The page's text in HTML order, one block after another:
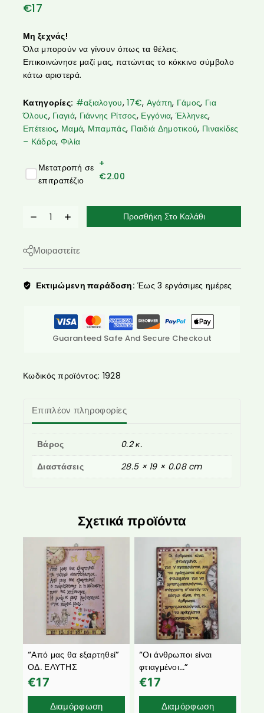
€17
Μη ξεχνάς!
Όλα μπορούν να γίνουν όπως τα θέλεις.
Επικοινώνησε μαζί μας, πατώντας το κόκκινο σύμβολο
κάτω αριστερά.
Κατηγορίες: #αξιαλογου,17€, Αγάπη, Γάμος, Για
Όλους, Γιαγιά, Γιάννης Ρίτσος, Εγγόνια,Έλληνες,
Επέτειος, Μαμά, Μπαμπάς, Παιδιά Δημοτικού, Πινακίδες
– Κάδρα, Φιλία
Μετατροπή σε
επιτραπέζιο
+
€2.00
Προσθήκη Στο Καλάθι
Μοιραστείτε
Εκτιμώμενη παράδοση: Έως 3 εργάσιμες ημέρες
Guaranteed Safe And Secure Checkout
Κωδικός προϊόντος: 1928
Επιπλέον πληροφορίες
Βάρος
0.2 κ.
Διαστάσεις
28.5 × 19 × 0.08 cm
Σχετικά προϊόντα
“Από μας θα εξαρτηθεί”
ΟΔ. ΕΛΥΤΗΣ
€17
Διαμόρφωση
“Οι άνθρωποι είναι
φτιαγμένοι…”
€17
Διαμόρφωση